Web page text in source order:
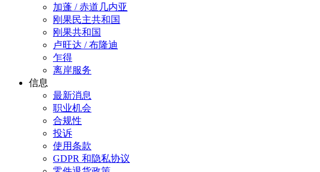
加蓬 / 赤道几内亚
刚果民主共和国
刚果共和国
卢旺达 / 布隆迪
乍得
离岸服务
信息
最新消息
职业机会
合规性
投诉
使用条款
GDPR 和隐私协议